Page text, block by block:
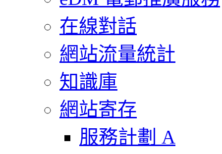
在線對話
網站流量統計
知識庫
網站寄存
服務計劃 A